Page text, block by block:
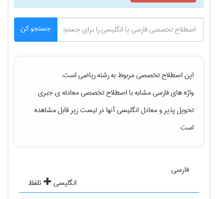
جستجو کن
این اصطلاح تخصصی مربوط به رشتهرياضیاست.
واژه های فارسی مشابه با اصطلاح تخصصیمعادله ی جبری
تحویل پذیرو معادل انگلیسی آنها در لیست زیر قابل مشاهده
است
فارسی
انگلیسی
تلفظ